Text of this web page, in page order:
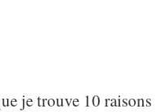
je trouve 10 raisons